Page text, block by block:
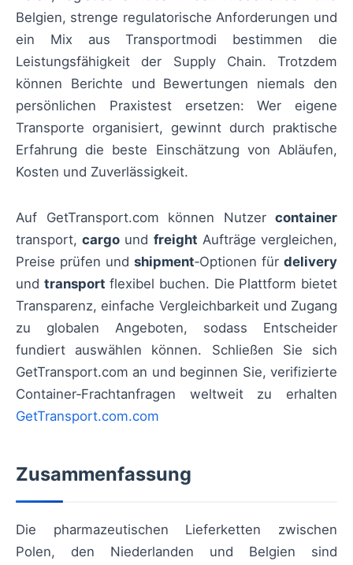
Belgien, strenge regulatorische Anforderungen und
ein Mix aus Transportmodi bestimmen die
Leistungsfähigkeit der Supply Chain. Trotzdem
können Berichte und Bewertungen niemals den
persönlichen Praxistest ersetzen: Wer eigene
Transporte organisiert, gewinnt durch praktische
Erfahrung die beste Einschätzung von Abläufen,
Kosten und Zuverlässigkeit.
Auf GetTransport.com können Nutzer container
transport,cargo und freight Aufträge vergleichen,
Preise prüfen und shipment‑Optionen für delivery
und transport flexibel buchen. Die Plattform bietet
Transparenz, einfache Vergleichbarkeit und Zugang
zu globalen Angeboten, sodass Entscheider
fundiert auswählen können. Schließen Sie sich
GetTransport.com an und beginnen Sie, verifizierte
Container‑Frachtanfragen weltweit zu erhalten
GetTransport.com.com
Zusammenfassung
Die pharmazeutischen Lieferketten zwischen
Polen, den Niederlanden und Belgien sind